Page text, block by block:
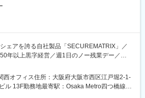
サインもしくはチームでのアサイン、ともに可
況によっては、将来的に自社サービスCマック
携わって頂く可能性もあり、その際は自社開
、PHP
Laravel、Spring Boot、Struts
アを誇る自社製品「SECUREMATRIX」／
年以上黒字経営／週1日のノー残業デー／有
の中で、ワークライフバランスを実現◆
西オフィス住所：大阪府大阪市西区江戸堀2-1-
ル 13F勤務地最寄駅：Osaka Metro四つ橋線／